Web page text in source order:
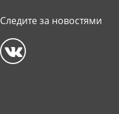
Следите за новостями